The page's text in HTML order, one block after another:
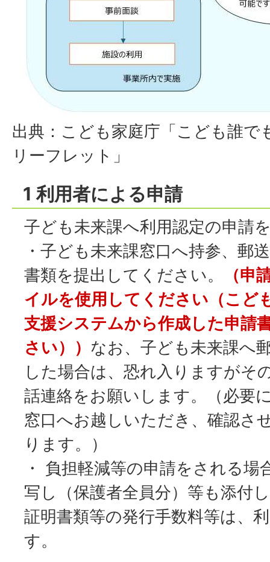
出典：こども家庭庁「こども誰で
リーフレット」
1 利用者による申請
子ども未来課へ利用認定の申請
・子ども未来課窓口へ持参、郵
書類を提出してください。
（申
イルを使用してください（こど
支援システムから作成した申請
さい）） なお、子ども未来課へ
した場合は、恐れ入りますがそ
話連絡をお願いします。（必要
窓口へお越しいただき、確認さ
ります。）
・ 負担軽減等の申請をされる場
写し（保護者全員分）等も添付
証明書類等の発行手数料等は、
す。